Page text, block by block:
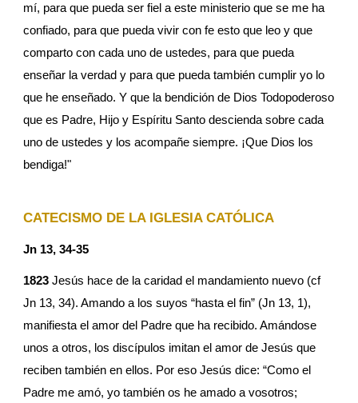
mí, para que pueda ser fiel a este ministerio que se me ha
confiado, para que pueda vivir con fe esto que leo y que
comparto con cada uno de ustedes, para que pueda
enseñar la verdad y para que pueda también cumplir yo lo
que he enseñado. Y que la bendición de Dios Todopoderoso
que es Padre, Hijo y Espíritu Santo descienda sobre cada
uno de ustedes y los acompañe siempre. ¡Que Dios los
bendiga!"
CATECISMO DE LA IGLESIA CATÓLICA
Jn 13, 34-35
1823 Jesús hace de la caridad el mandamiento nuevo (cf
Jn 13, 34). Amando a los suyos “hasta el fin” (Jn 13, 1),
manifiesta el amor del Padre que ha recibido. Amándose
unos a otros, los discípulos imitan el amor de Jesús que
reciben también en ellos. Por eso Jesús dice: “Como el
Padre me amó, yo también os he amado a vosotros;